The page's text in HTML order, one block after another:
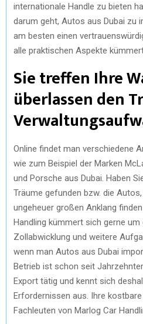
internationale Handle zu bieten
darum geht, Autos aus Dubai zu
am besten einen
alle praktischen Aspekte
Sie treffen Ihre
überlassen den
Online findet man verschiedene
wie zum Beispiel der Marken
und Porsche aus Dubai. Haben
Träume gefunden bzw. die
ungeheuer großen Anklang
Handling kümmert sich gerne um
Zollabwicklung und weitere
wenn man Autos aus Dubai
Betrieb ist schon seit
Export tätig und kennt sich
Erfordernissen aus. Ihre
Fachleuten von Marlog Car